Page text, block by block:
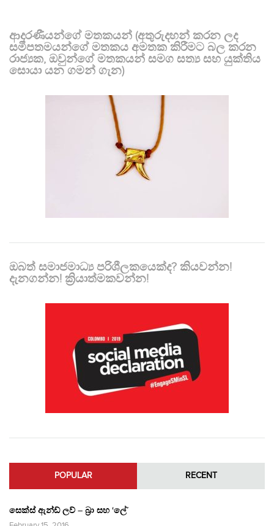
ආදරණීයන්ගේ මතකයන් (අතුරුදහන් කරන ලද
සමීපතමයන්ගේ මතකය අමතක කිරීමට බල කරන
රාජ්‍යක, ඔවුන්ගේ මතකයන් සමග සත්‍ය සහ යුක්තිය
සොයා යන ගමන් ගැන)
ඔබත් සමාජමාධ්‍ය පරිශීලකයෙක්ද? කියවන්න!
දැනගන්න! ක්‍රියාත්මකවන්න!
POPULAR RECENT
සෙක්ස් ඇන්ඩ් ලව් – බ්‍රා සහ ‘ලේ’